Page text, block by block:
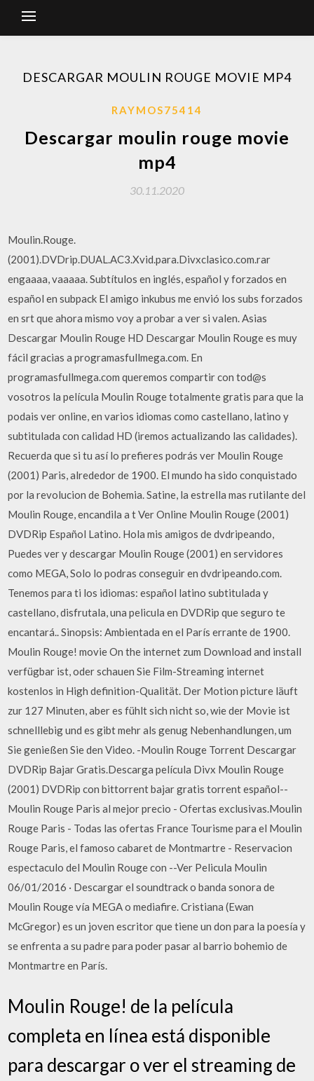
DESCARGAR MOULIN ROUGE MOVIE MP4
RAYMOS75414
Descargar moulin rouge movie
mp4
30.11.2020
Moulin.Rouge.
(2001).DVDrip.DUAL.AC3.Xvid.para.Divxclasico.com.rar
engaaaa, vaaaaa. Subtítulos en inglés, español y forzados en
español en subpack El amigo inkubus me envió los subs forzados
en srt que ahora mismo voy a probar a ver si valen. Asias
Descargar Moulin Rouge HD Descargar Moulin Rouge es muy
fácil gracias a programasfullmega.com. En
programasfullmega.com queremos compartir con tod@s
vosotros la película Moulin Rouge totalmente gratis para que la
podais ver online, en varios idiomas como castellano, latino y
subtitulada con calidad HD (iremos actualizando las calidades).
Recuerda que si tu así lo prefieres podrás ver Moulin Rouge
(2001) Paris, alrededor de 1900. El mundo ha sido conquistado
por la revolucion de Bohemia. Satine, la estrella mas rutilante del
Moulin Rouge, encandila a t Ver Online Moulin Rouge (2001)
DVDRip Español Latino. Hola mis amigos de dvdripeando,
Puedes ver y descargar Moulin Rouge (2001) en servidores
como MEGA, Solo lo podras conseguir en dvdripeando.com.
Tenemos para ti los idiomas: español latino subtitulada y
castellano, disfrutala, una pelicula en DVDRip que seguro te
encantará.. Sinopsis: Ambientada en el París errante de 1900.
Moulin Rouge! movie On the internet zum Download and install
verfügbar ist, oder schauen Sie Film-Streaming internet
kostenlos in High definition-Qualität. Der Motion picture läuft
zur 127 Minuten, aber es fühlt sich nicht so, wie der Movie ist
schnelllebig und es gibt mehr als genug Nebenhandlungen, um
Sie genießen Sie den Video. -Moulin Rouge Torrent Descargar
DVDRip Bajar Gratis.Descarga película Divx Moulin Rouge
(2001) DVDRip con bittorrent bajar gratis torrent español--
Moulin Rouge Paris al mejor precio - Ofertas exclusivas.Moulin
Rouge Paris - Todas las ofertas France Tourisme para el Moulin
Rouge Paris, el famoso cabaret de Montmartre - Reservacion
espectaculo del Moulin Rouge con --Ver Pelicula Moulin
06/01/2016 · Descargar el soundtrack o banda sonora de
Moulin Rouge vía MEGA o mediafire. Cristiana (Ewan
McGregor) es un joven escritor que tiene un don para la poesía y
se enfrenta a su padre para poder pasar al barrio bohemio de
Montmartre en París.
Moulin Rouge! de la película
completa en línea está disponible
para descargar o ver el streaming de